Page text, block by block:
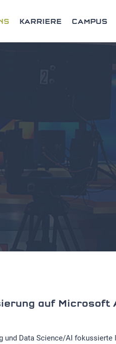
KARRIERE CAMPUS
auf Microsoft
Data Science/AI fokussierte